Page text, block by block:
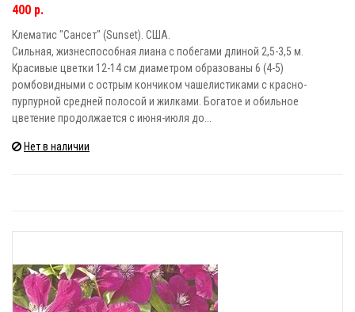
400 р.
Клематис "Сансет" (Sunset). США.
Сильная, жизнеспособная лиана с побегами длиной 2,5-3,5 м.
Красивые цветки 12-14 см диаметром образованы 6 (4-5)
ромбовидными с острым кончиком чашелистиками с красно-
пурпурной средней полосой и жилками. Богатое и обильное
цветение продолжается с июня-июля до...
Нет в наличии